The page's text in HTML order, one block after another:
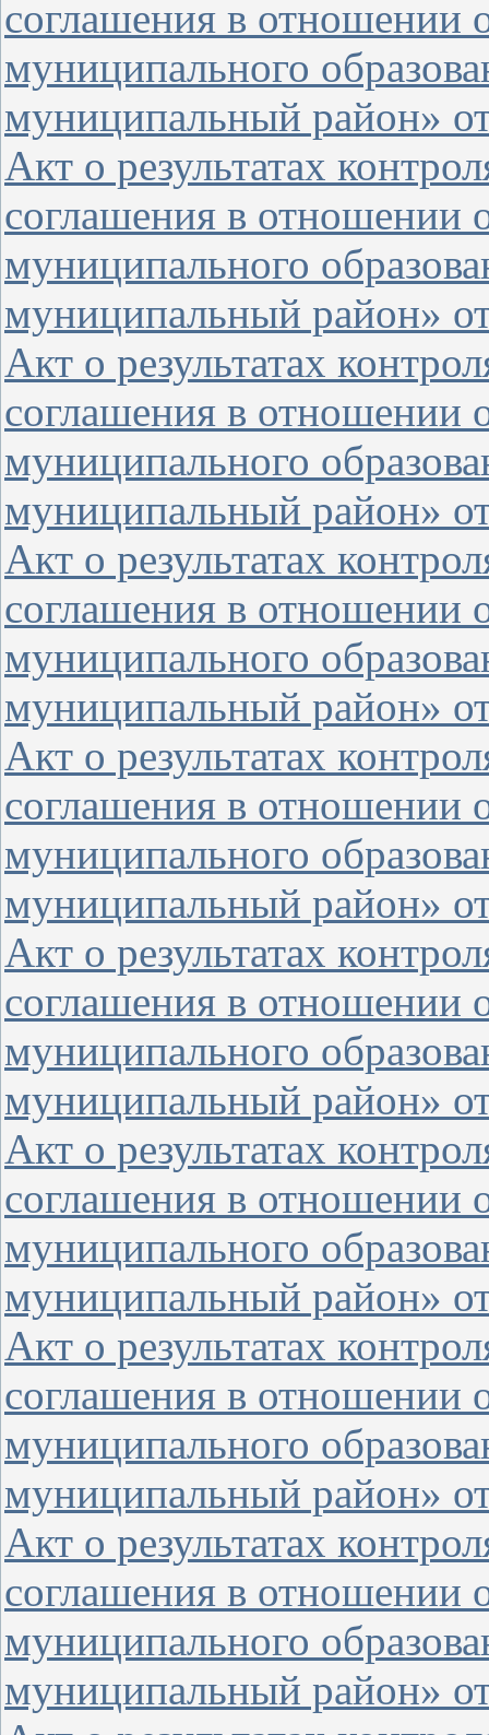
соглашения в отношении
муниципального
муниципальный район»
Акт о результатах
соглашения в отношении
муниципального
муниципальный район»
Акт о результатах
соглашения в отношении
муниципального
муниципальный район»
Акт о результатах
соглашения в отношении
муниципального
муниципальный район»
Акт о результатах
соглашения в отношении
муниципального
муниципальный район»
Акт о результатах
соглашения в отношении
муниципального
муниципальный район»
Акт о результатах
соглашения в отношении
муниципального
муниципальный район»
Акт о результатах
соглашения в отношении
муниципального
муниципальный район»
Акт о результатах
соглашения в отношении
муниципального
муниципальный район»